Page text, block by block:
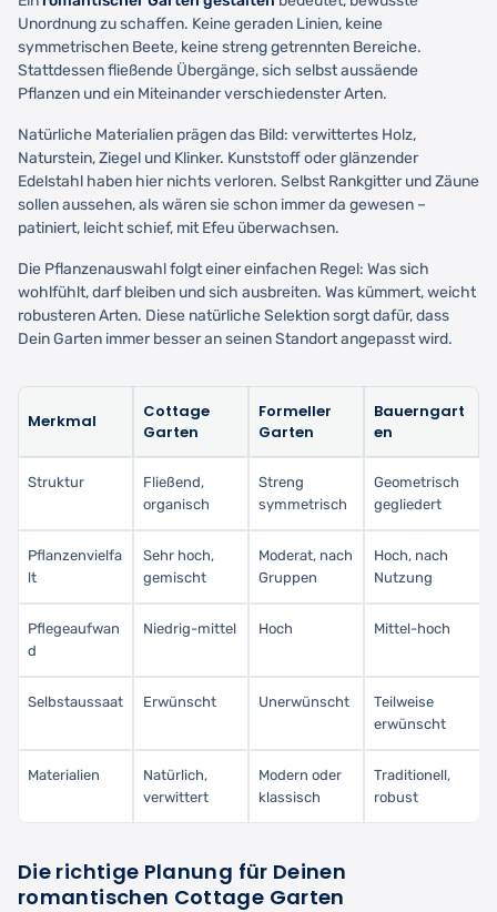
Unordnung zu schaffen. Keine geraden Linien, keine
symmetrischen Beete, keine streng getrennten Bereiche.
Stattdessen fließende Übergänge, sich selbst aussäende
Pflanzen und ein Miteinander verschiedenster Arten.
Natürliche Materialien prägen das Bild: verwittertes Holz,
Naturstein, Ziegel und Klinker. Kunststoff oder glänzender
Edelstahl haben hier nichts verloren. Selbst Rankgitter und Zäune
sollen aussehen, als wären sie schon immer da gewesen –
patiniert, leicht schief, mit Efeu überwachsen.
Die Pflanzenauswahl folgt einer einfachen Regel: Was sich
wohlfühlt, darf bleiben und sich ausbreiten. Was kümmert, weicht
robusteren Arten. Diese natürliche Selektion sorgt dafür, dass
Dein Garten immer besser an seinen Standort angepasst wird.
Merkmal
Cottage
Garten
Formeller
Garten
Bauerngart
en
Struktur
Fließend,
organisch
Streng
symmetrisch
Geometrisch
gegliedert
Pflanzenvielfa
lt
Sehr hoch,
gemischt
Moderat, nach
Gruppen
Hoch, nach
Nutzung
Pflegeaufwan
d
Niedrig-mittel Hoch Mittel-hoch
Selbstaussaat Erwünscht Unerwünscht
Teilweise
erwünscht
Materialien
Natürlich,
verwittert
Modern oder
klassisch
Traditionell,
robust
Die richtige Planung für Deinen
romantischen Cottage Garten